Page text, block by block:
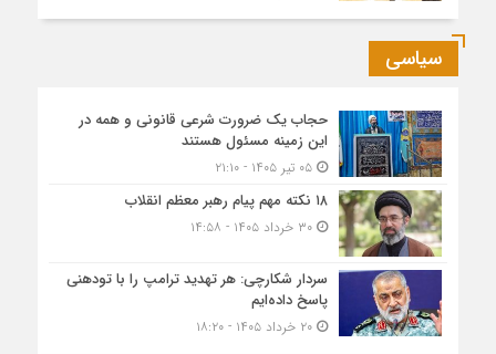
سیاسی
حجاب یک ضرورت شرعی قانونی و همه در
این زمینه مسئول هستند
۰۵ تیر ۱۴۰۵ - ۲۱:۱۰
۱۸ نکته مهم پیام رهبر معظم انقلاب
۳۰ خرداد ۱۴۰۵ - ۱۴:۵۸
سردار شکارچی: هر تهدید ترامپ را با تودهنی
پاسخ داده‌ایم
۲۰ خرداد ۱۴۰۵ - ۱۸:۲۰